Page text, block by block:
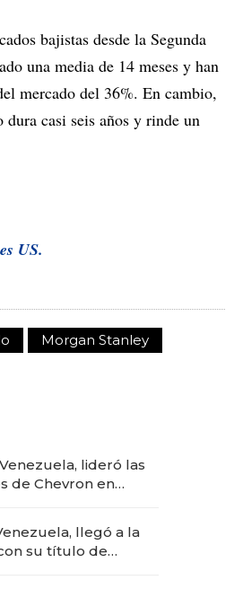
bajistas desde la Segunda
una media de 14 meses y han
mercado del 36%. En cambio,
casi seis años y rinde un
US.
Morgan Stanley
lideró las
de Chevron en
llegó a la
su título de